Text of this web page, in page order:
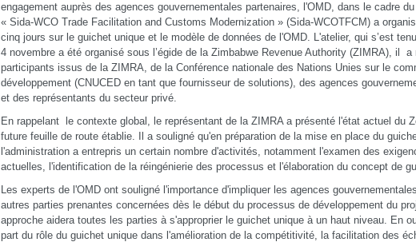
engagement auprès des agences gouvernementales partenaires, l'OMD, dans le cadre
« Sida-WCO Trade Facilitation and Customs Modernization » (Sida-WCOTFCM) a
cinq jours sur le guichet unique et le modèle de données de l'OMD. L'atelier, qui s’est
4 novembre a été organisé sous l’égide de la Zimbabwe Revenue Authority (ZIMRA), il a
participants issus de la ZIMRA, de la Conférence nationale des Nations Unies sur le
développement (CNUCED en tant que fournisseur de solutions), des agences
et des représentants du secteur privé.
En rappelant le contexte global, le représentant de la ZIMRA a présenté l'état actuel du
future feuille de route établie. Il a souligné qu'en préparation de la mise en place du
l'administration a entrepris un certain nombre d'activités, notamment l'examen des
actuelles, l'identification de la réingénierie des processus et l'élaboration du concept de
Les experts de l'OMD ont souligné l'importance d'impliquer les agences
autres parties prenantes concernées dès le début du processus de développement du
approche aidera toutes les parties à s'approprier le guichet unique à un haut niveau. En
part du rôle du guichet unique dans l'amélioration de la compétitivité, la facilitation des